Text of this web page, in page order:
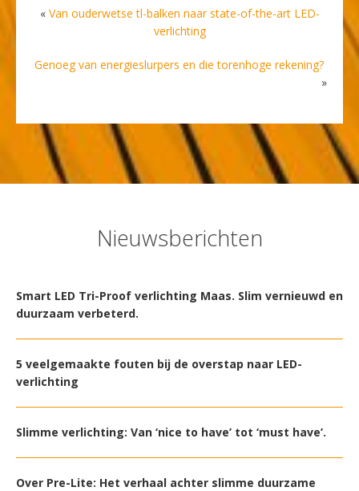
« Van ouderwetse tl-balken naar state-of-the-art LED-
verlichting
Genoeg van energieslurpers en die torenhoge rekening?
»
Nieuwsberichten
Smart LED Tri-Proof verlichting Maas. Slim vernieuwd en
duurzaam verbeterd.
5 veelgemaakte fouten bij de overstap naar LED-
verlichting
Slimme verlichting: Van ‘nice to have’ tot ‘must have’.
Over Pre-Lite: Het verhaal achter slimme duurzame